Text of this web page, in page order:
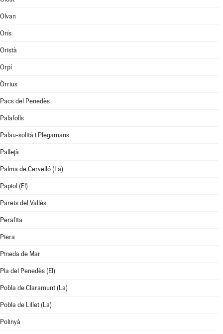
Olvan
Orís
Oristà
Orpí
Òrrius
Pacs del Penedès
Palafolls
Palau-solità i Plegamans
Pallejà
Palma de Cervelló (La)
Papiol (El)
Parets del Vallès
Perafita
Piera
Pineda de Mar
Pla del Penedès (El)
Pobla de Claramunt (La)
Pobla de Lillet (La)
Polinyà